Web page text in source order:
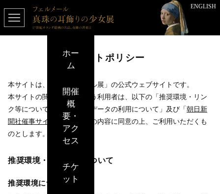
ENGLISH
ホー
ム
開催
概
要・
アク
セス
チケ
ット
サイトポリシー
本サイトは、「フェルメール展」の公式ウェブサイトです。
本サイトの閲覧・利用を行う利用者は、以下の「推奨環境・リン
ク等について」「アクセスデータの利用について」及び「 朝日新
聞社催事サイト利用規約
」の内容に同意の上、ご利用いただくも
のとします。
推奨環境・リンク等について
推奨環境について